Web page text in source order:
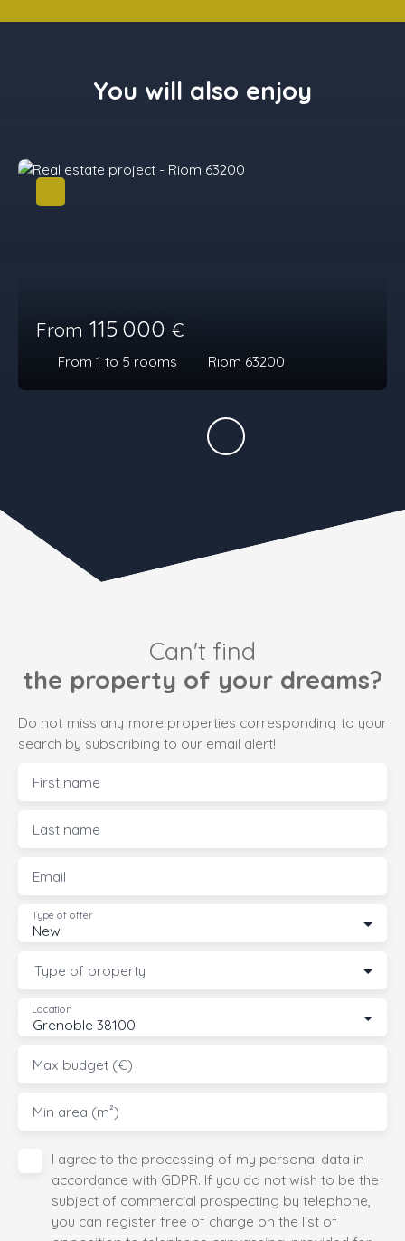
You will also enjoy
From 115 000 €
From 1 to 5 rooms Riom 63200
Can't find
the property of your dreams?
Do not miss any more properties corresponding to your
search by subscribing to our email alert!
First name
Last name
Email
New
Type of offer
Type of property
Grenoble 38100
Location
Max budget (€)
Min area (m²)
I agree to the processing of my personal data in
accordance with GDPR. If you do not wish to be the
subject of commercial prospecting by telephone,
you can register free of charge on the list of